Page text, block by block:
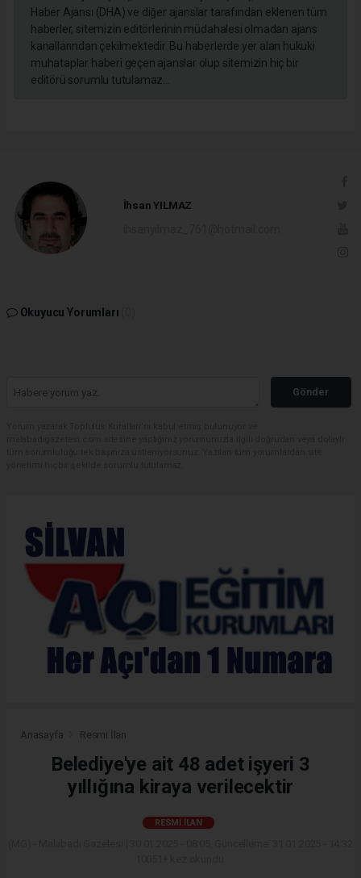
Haber Ajansı (DHA) ve diğer ajanslar tarafından eklenen tüm
haberler, sitemizin editörlerinin müdahalesi olmadan ajans
kanallarından çekilmektedir. Bu haberlerde yer alan hukuki
muhataplar haberi geçen ajanslar olup sitemizin hiç bir
editörü sorumlu tutulamaz...
İhsan YILMAZ
Okuyucu Yorumları
Gönder
Anasayfa Resmi İlan
Belediye'ye ait 48 adet işyeri 3
yıllığına kiraya verilecektir
RESMI İLAN